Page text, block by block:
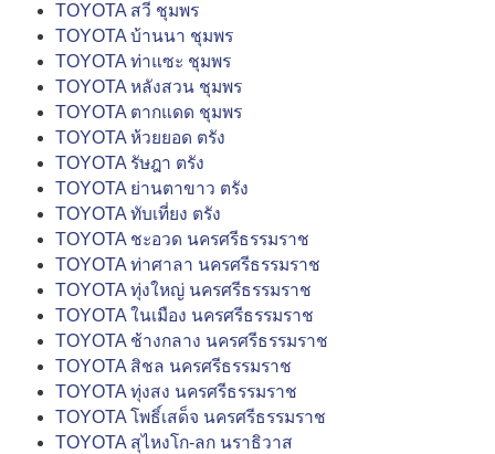
TOYOTA สวี ชุมพร
TOYOTA บ้านนา ชุมพร
TOYOTA ท่าแซะ ชุมพร
TOYOTA หลังสวน ชุมพร
TOYOTA ตากแดด ชุมพร
TOYOTA ห้วยยอด ตรัง
TOYOTA รัษฎา ตรัง
TOYOTA ย่านตาขาว ตรัง
TOYOTA ทับเที่ยง ตรัง
TOYOTA ชะอวด นครศรีธรรมราช
TOYOTA ท่าศาลา นครศรีธรรมราช
TOYOTA ทุ่งใหญ่ นครศรีธรรมราช
TOYOTA ในเมือง นครศรีธรรมราช
TOYOTA ช้างกลาง นครศรีธรรมราช
TOYOTA สิชล นครศรีธรรมราช
TOYOTA ทุ่งสง นครศรีธรรมราช
TOYOTA โพธิ์เสด็จ นครศรีธรรมราช
TOYOTA สุไหงโก-ลก นราธิวาส